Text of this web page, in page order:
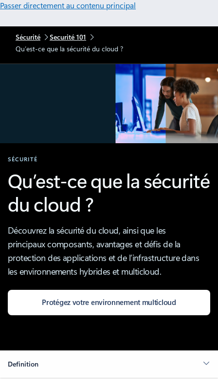
Passer directement au contenu principal
Sécurité
Securité 101
Qu’est-ce que la sécurité du cloud ?
SÉCURITÉ
Qu’est-ce que la sécurité
du cloud ?
Découvrez la sécurité du cloud, ainsi que les
principaux composants, avantages et défis de la
protection des applications et de l’infrastructure dans
les environnements hybrides et multicloud.
Protégez votre environnement multicloud
Definition